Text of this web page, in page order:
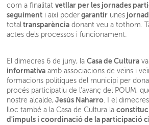
com a finalitatvetllar per les jornades
seguiment i així poder garantir unes
total transparència donant veu a tothom.
actes dels processos i funcionament.
El dimecres 6 de juny, laCasa de Cultura
informativa amb associacions de veïns i
formacions polítiques del municipi per
procés participatiu de l'avanç del POUM,
nostre alcalde, Jesús Naharro . I el
lloc també a la Casa de Cultura la
d'impuls i coordinació de la participació